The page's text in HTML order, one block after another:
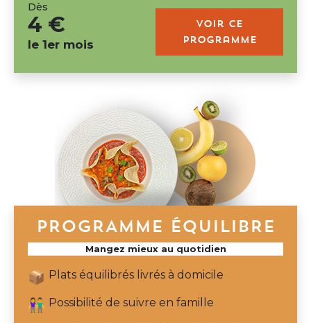
Dès
4 €
le 1er mois
Voir ce
programme
PROGRAMME ÉQUILIBRE
Mangez mieux au quotidien
📦 Plats équilibrés livrés à domicile
👫 Possibilité de suivre en famille